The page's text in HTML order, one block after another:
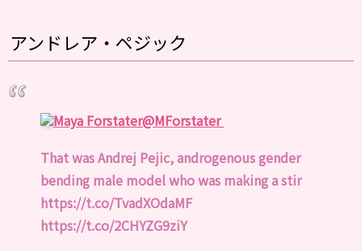
アンドレア・ペジック
Maya Forstater@MForstater
That was Andrej Pejic, androgenous gender
bending male model who was making a stir
https://t.co/TvadXOdaMF
https://t.co/2CHYZG9ziY